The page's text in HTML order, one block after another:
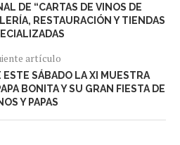
DE “CARTAS DE VINOS DE
RESTAURACIÓN Y TIENDAS
artículo
SÁBADO LA XI MUESTRA
BONITA Y SU GRAN FIESTA DE
Y PAPAS